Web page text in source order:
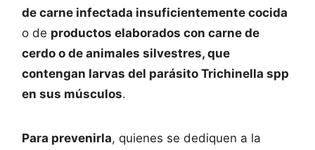
de carne infectada insuficientemente cocida
o de productos elaborados con carne de
cerdo o de animales silvestres, que
contengan larvas del parásito Trichinella spp
en sus músculos.
Para prevenirla, quienes se dediquen a la